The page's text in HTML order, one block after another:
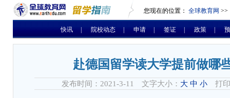
您现在的位置： 全球教育网 >>
快讯 院校动态 申请 签证 政策
赴德国留学读大学提前做哪
发布时间：2021-3-11 文字大小： 大 中 小 打